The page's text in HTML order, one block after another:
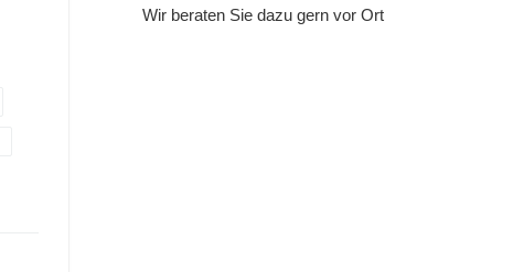
Wir beraten Sie dazu gern vor Ort